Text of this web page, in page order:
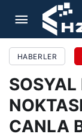
HABERLER
SOSYAL
CANLA
SOSYAL
EKİBİMİZ